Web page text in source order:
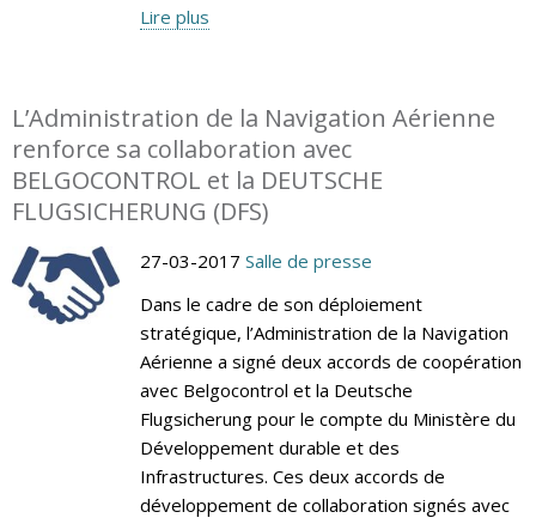
Lire plus
L’Administration de la Navigation Aérienne
renforce sa collaboration avec
BELGOCONTROL et la DEUTSCHE
FLUGSICHERUNG (DFS)
27-03-2017 Salle de presse
Dans le cadre de son déploiement
stratégique, l’Administration de la Navigation
Aérienne a signé deux accords de coopération
avec Belgocontrol et la Deutsche
Flugsicherung pour le compte du Ministère du
Développement durable et des
Infrastructures. Ces deux accords de
développement de collaboration signés avec